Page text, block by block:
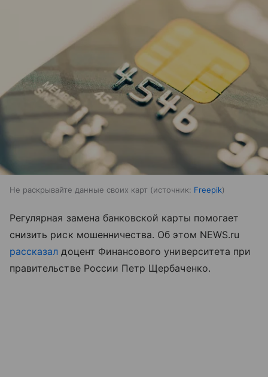
Не раскрывайте данные своих карт источник: Freepik
Регулярная замена банковской карты помогает
снизить риск мошенничества. Об этом NEWS.ru
рассказал доцент Финансового университета при
правительстве России Петр Щербаченко.